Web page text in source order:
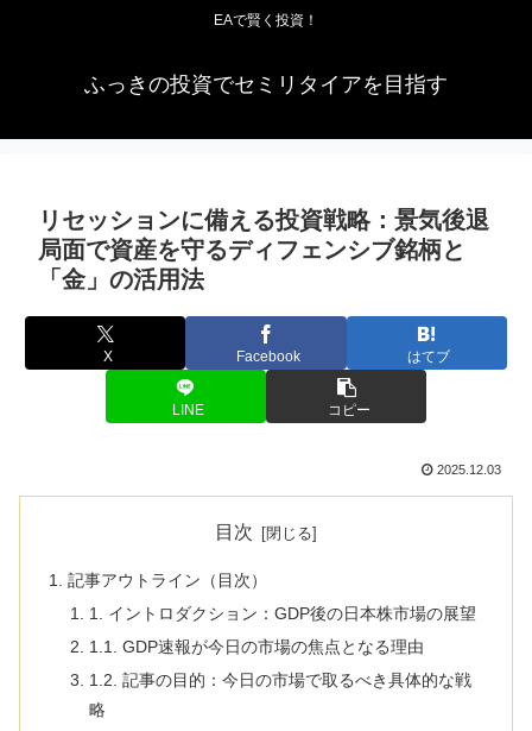
EAで賢く投資！
ふっきの投資でセミリタイアを目指す
リセッションに備える投資戦略：景気後退
局面で資産を守るディフェンシブ銘柄と
「金」の活用法
X Facebook はてブ
LINE コピー
2025.12.03
目次
記事アウトライン（目次）
1. イントロダクション：GDP後の日本株市場の展望
1.1. GDP速報が今日の市場の焦点となる理由
1.2. 記事の目的：今日の市場で取るべき具体的な戦
略